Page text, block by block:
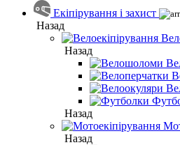
Екіпірування і захист
Назад
Назад
Назад
Назад